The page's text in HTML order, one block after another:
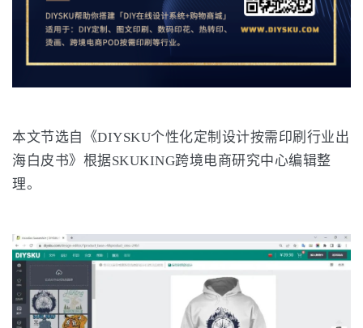
本文节选自《DIYSKU个性化定制设计按需印刷行业出
海白皮书》根据SKUKING跨境电商研究中心编辑整
理。